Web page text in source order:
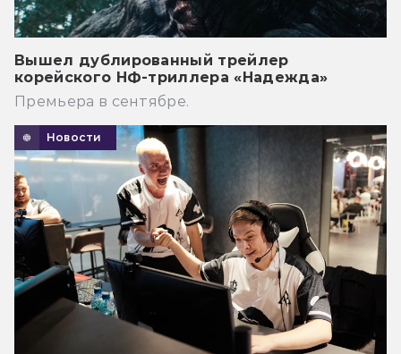
Вышел дублированный трейлер
корейского НФ-триллера «Надежда»
Премьера в сентябре.
Новости